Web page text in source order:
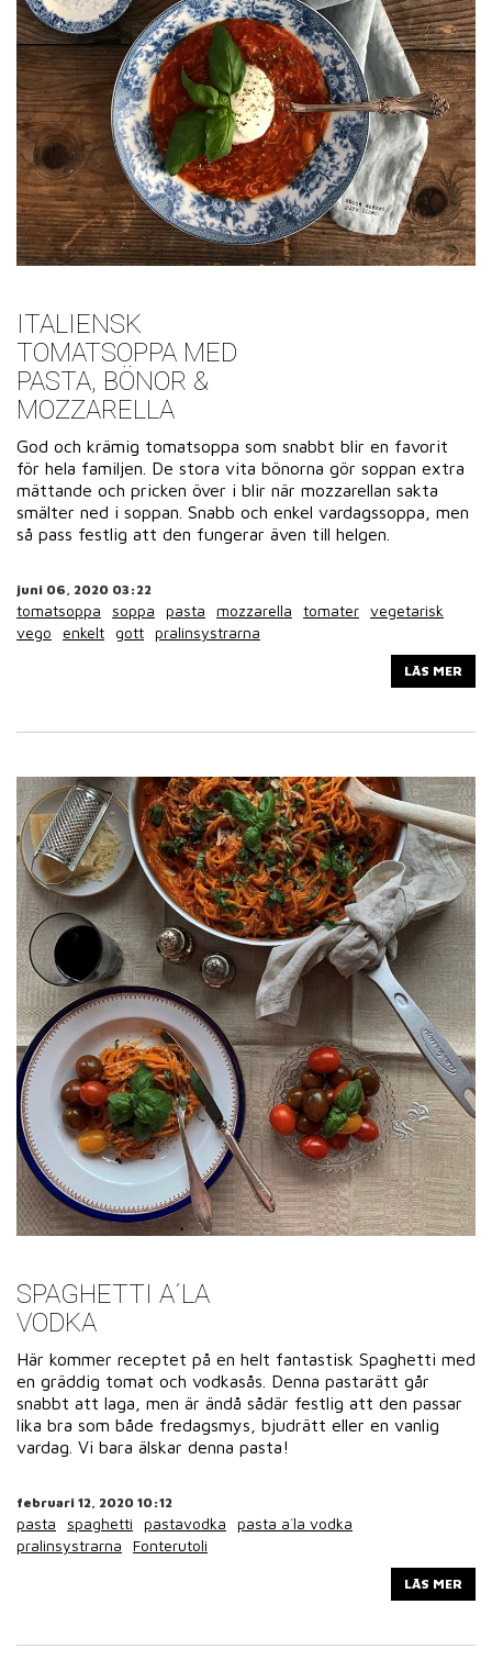
ITALIENSK
TOMATSOPPA MED
PASTA, BÖNOR &
MOZZARELLA
God och krämig tomatsoppa som snabbt blir en favorit
för hela familjen. De stora vita bönorna gör soppan extra
mättande och pricken över i blir när mozzarellan sakta
smälter ned i soppan. Snabb och enkel vardagssoppa, men
så pass festlig att den fungerar även till helgen.
juni 06, 2020 03:22
tomatsoppa soppa pasta mozzarella tomater vegetarisk
vego
enkelt gott pralinsystrarna
LÄS MER
SPAGHETTI A´LA
VODKA
Här kommer receptet på en helt fantastisk Spaghetti med
en gräddig tomat och vodkasås. Denna pastarätt går
snabbt att laga, men är ändå sådär festlig att den passar
lika bra som både fredagsmys, bjudrätt eller en vanlig
vardag. Vi bara älskar denna pasta!
februari 12, 2020 10:12
pasta spaghetti pastavodka
pasta a´la vodka
pralinsystrarna
Fonterutoli
LÄS MER